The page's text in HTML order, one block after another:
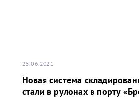
25.06.2021
Новая система
стали в рулонах в порту